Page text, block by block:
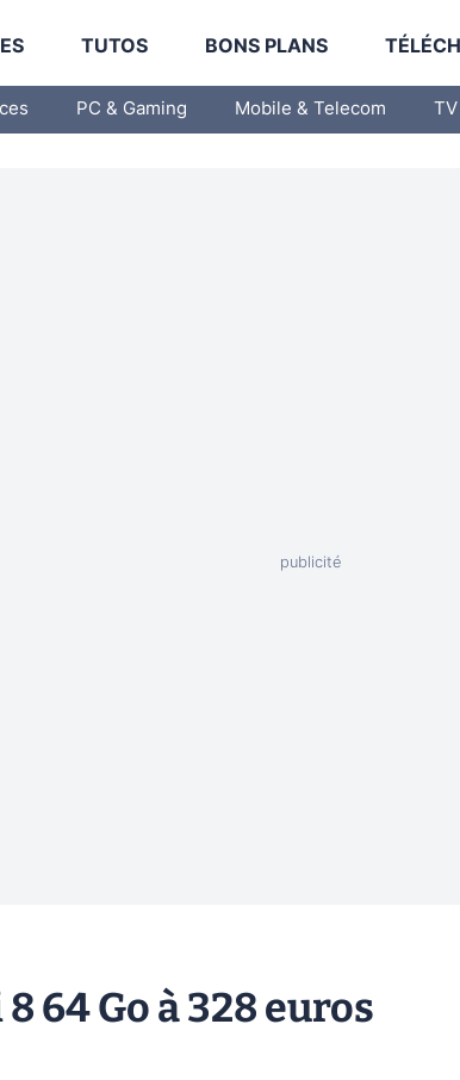
TUTOS BONS PLANS
PC & Gaming Mobile & Telecom
64 Go à 328 euros